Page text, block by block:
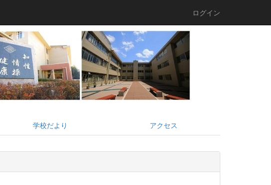
ログイン
学校だより アクセス